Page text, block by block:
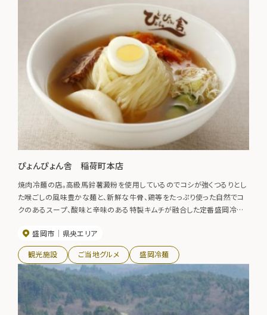
ぴょんぴょん舎 稲荷町本店
焼肉冷麺の店。高級馬鈴薯澱粉を使用しているのでコシが強くつるりとし
た喉ごしの風味豊かな麺と、新鮮な牛骨、鶏等をたっぷり使った自然でコ
クのあるスープ、酸味と辛味のある特製キムチが融合した定番盛岡冷麺
ビビンバも人気。●盛岡駅前店 TEL019-606-1067●都南店
TEL019-639-7666●オンマーキッチンイオン盛岡店 TEL019-605-
2761●冷麺工房（冷麺の手づくり体験） TEL019-691-7611
盛岡市 県央エリア
観光施設 ご当地グルメ 盛岡冷麺